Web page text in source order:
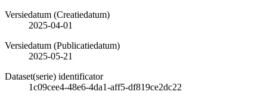
Versiedatum (Creatiedatum)
2025-04-01
Versiedatum (Publicatiedatum)
2025-05-21
Dataset(serie) identificator
1c09cee4-48e6-4da1-aff5-df819ce2dc22